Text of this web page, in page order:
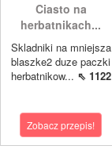
Ciasto na
herbatnikach...
Skladniki na mniejsza
blaszke2 duze paczki
herbatnikow... ⇖ 1122
Zobacz przepis!